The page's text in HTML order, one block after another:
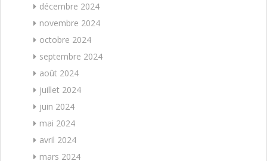
décembre 2024
novembre 2024
octobre 2024
septembre 2024
août 2024
juillet 2024
juin 2024
mai 2024
avril 2024
mars 2024